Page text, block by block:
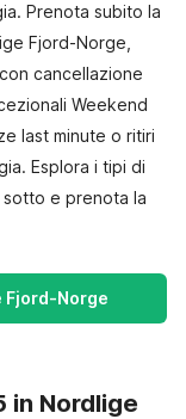
Prenota subito la
Fjord-Norge,
cancellazione
Weekend
last minute o ritiri
Esplora i tipi di
e prenota la
Fjord-Norge
in Nordlige